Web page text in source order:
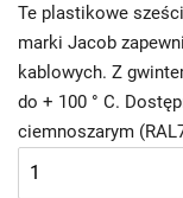
Te plastikowe
marki Jacob
kablowych. Z
do + 100 ° C.
ciemnoszarym